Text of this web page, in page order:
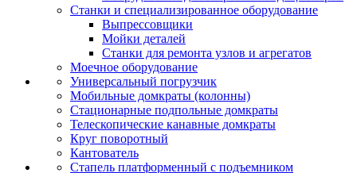
Станки и специализированное оборудование
Выпрессовщики
Мойки деталей
Станки для ремонта узлов и агрегатов
Моечное оборудование
Универсальный погрузчик
Мобильные домкраты (колонны)
Стационарные подпольные домкраты
Телескопические канавные домкраты
Круг поворотный
Кантователь
Стапель платформенный с подъемником